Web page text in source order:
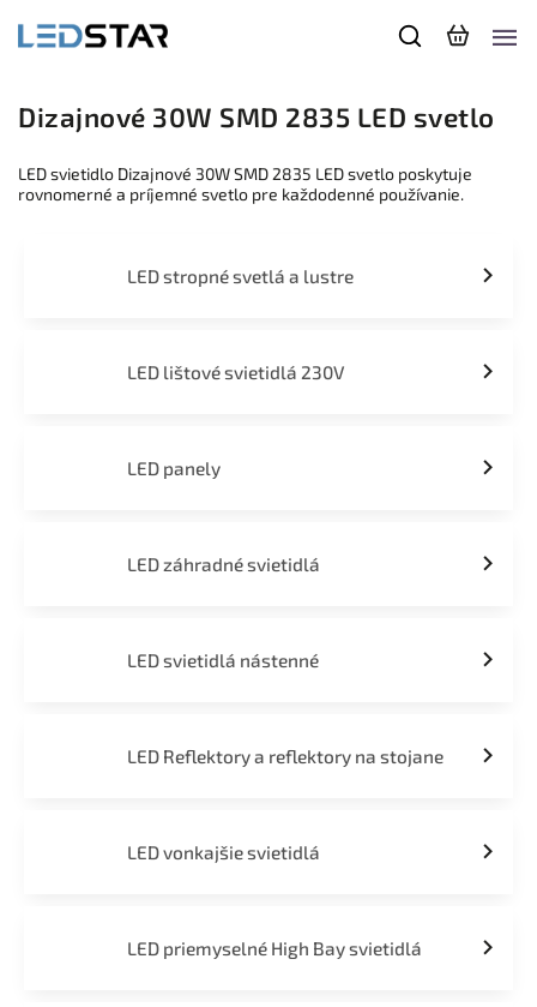
Dizajnové 30W SMD 2835 LED svetlo
LED svietidlo Dizajnové 30W SMD 2835 LED svetlo poskytuje
rovnomerné a príjemné svetlo pre každodenné používanie.
LED stropné svetlá a lustre
LED lištové svietidlá 230V
LED panely
LED záhradné svietidlá
LED svietidlá nástenné
LED Reflektory a reflektory na stojane
LED vonkajšie svietidlá
LED priemyselné High Bay svietidlá